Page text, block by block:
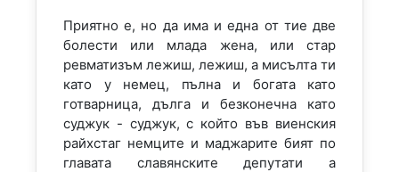
Приятно е, но да има и една от тие две
болести или млада жена, или стар
ревматизъм лежиш, лежиш, а мисълта ти
като у немец, пълна и богата като
готварница, дълга и безконечна като
суджук - суджук, с който във виенския
райхстаг немците и маджарите бият по
главата славянските депутати а